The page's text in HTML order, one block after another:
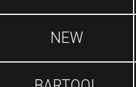
NEW